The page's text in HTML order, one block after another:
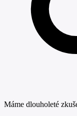
Máme dlouholeté